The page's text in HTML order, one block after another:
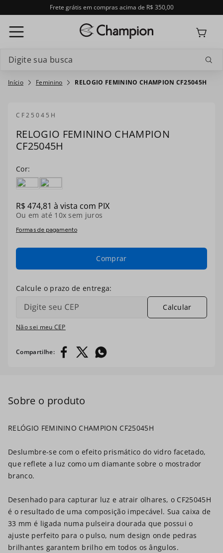
Frete grátis em compras acima de R$ 350,00
Feminino RELOGIO FEMININO CHAMPION CF25045H
CF25045H
RELOGIO FEMININO CHAMPION
CF25045H
R$474,81 à vista com PIX
Ou em até 10x sem juros
Formas de pagamento
Comprar
Não sei meu CEP
Calcular
RELÓGIO FEMININO CHAMPION CF25045H
Deslumbre-se com o efeito prismático do vidro facetado,
que reflete a luz como um diamante sobre o mostrador
branco.
Desenhado para capturar luz e atrair olhares, o CF25045H
é o resultado de uma composição impecável. Sua caixa de
33 mm é ligada numa pulseira dourada que possui o
ajuste perfeito para o pulso, num design onde pedras
brilhantes garantem brilho em todos os ângulos.
Termos mais buscados
º relogio masculino
º troca-pulseira
º relogio smartwatch
º ch30224
º digital